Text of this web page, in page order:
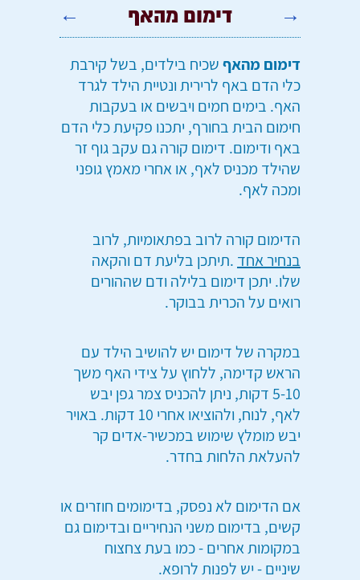
דימום מהאף ← →
דימום מהאףשכיח בילדים, בשל קירבת
כלי הדם באף לרירית ונטיית הילד לגרד
האף. בימים חמים ויבשים או בעקבות
חימום הבית בחורף, יתכנו פקיעת כלי הדם
באף ודימום. דימום קורה גם עקב גוף זר
שהילד מכניס לאף, או אחרי מאמץ גופני
ומכה לאף.
הדימום קורה לרוב בפתאומיות, לרוב
בנחיר אחד .תיתכן בליעת דם והקאה
שלו. יתכן דימום בלילה ודם שההורים
רואים על הכרית בבוקר.
במקרה של דימום יש להושיב הילד עם
הראש קדימה, ללחוץ על צידי האף משך
5-10 דקות, ניתן להכניס צמר גפן יבש
לאף, לנוח, ולהוציאו אחרי 10 דקות. באויר
יבש מומלץ שימוש במכשיר-אדים קר
להעלאת הלחות בחדר.
אם הדימום לא נפסק, בדימומים חוזרים או
קשים, בדימום משני הנחיריים ובדימום גם
במקומות אחרים - כמו בעת צחצוח
שיניים - יש לפנות לרופא.